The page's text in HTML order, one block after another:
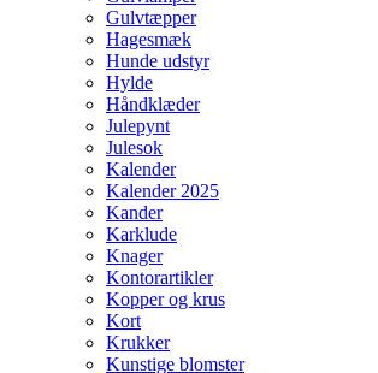
Gulvtæpper
Hagesmæk
Hunde udstyr
Hylde
Håndklæder
Julepynt
Julesok
Kalender
Kalender 2025
Kander
Karklude
Knager
Kontorartikler
Kopper og krus
Kort
Krukker
Kunstige blomster